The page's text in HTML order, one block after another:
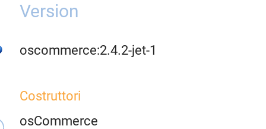
Version
oscommerce:2.4.2-jet-1
Costruttori
osCommerce